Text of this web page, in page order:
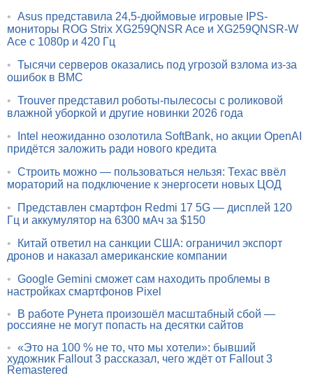
• Asus представила 24,5-дюймовые игровые IPS-
мониторы ROG Strix XG259QNSR Ace и XG259QNSR-W
Ace с 1080p и 420 Гц
• Тысячи серверов оказались под угрозой взлома из-за
ошибок в BMC
• Trouver представил роботы-пылесосы с роликовой
влажной уборкой и другие новинки 2026 года
•
Intel неожиданно озолотила SoftBank, но акции OpenAI
придётся заложить ради нового кредита
• Строить можно — пользоваться нельзя: Техас ввёл
мораторий на подключение к энергосети новых ЦОД
•
Представлен смартфон Redmi 17 5G — дисплей 120
Гц и аккумулятор на 6300 мАч за $150
•
Китай ответил на санкции США: ограничил экспорт
дронов и наказал американские компании
• Google Gemini сможет сам находить проблемы в
настройках смартфонов Pixel
•
В работе Рунета произошёл масштабный сбой —
россияне не могут попасть на десятки сайтов
• «Это на 100 % не то, что мы хотели»: бывший
художник Fallout 3 рассказал, чего ждёт от Fallout 3
Remastered